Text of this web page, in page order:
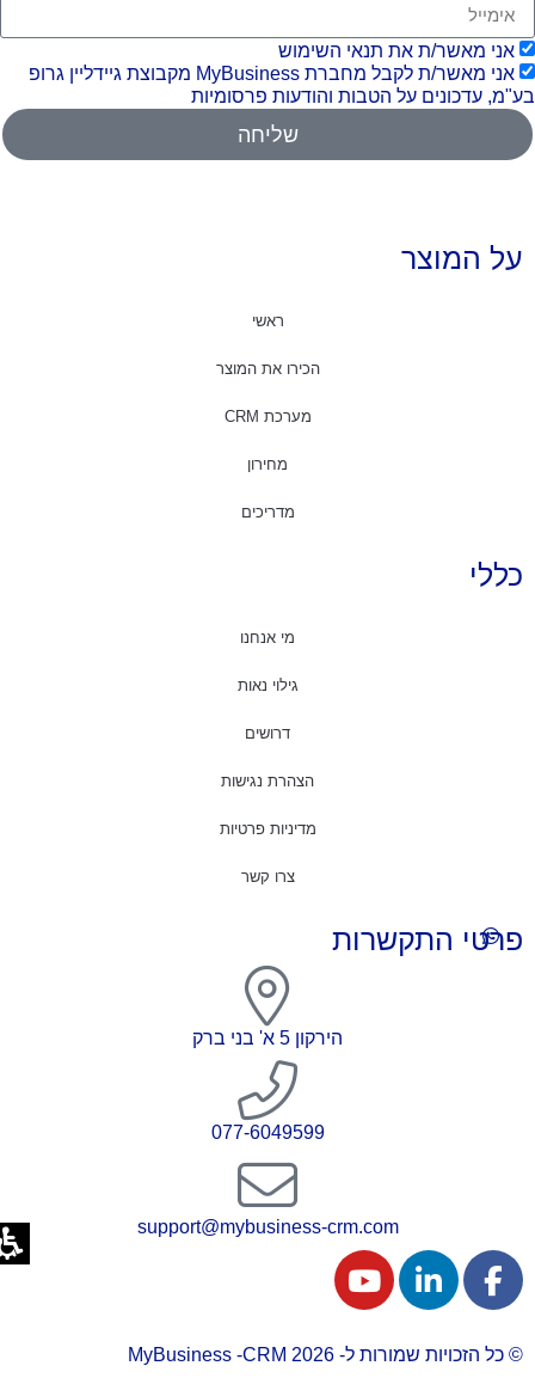
אני מאשר/ת את תנאי השימוש
אני מאשר/ת לקבל מחברת MyBusiness מקבוצת גיידליין גרופ
עדכונים על הטבות והודעות פרסומיות
שליחה
על המוצר
ראשי
הכירו את המוצר
מערכת CRM
מחירון
מדריכים
כללי
מי אנחנו
גילוי נאות
דרושים
הצהרת נגישות
מדיניות פרטיות
צרו קשר
פרטי התקשרות
הירקון 5 א' בני ברק
077-6049599
support@mybusiness-crm.com
© כל הזכויות שמורות ל- 2026 MyBusiness -CRM